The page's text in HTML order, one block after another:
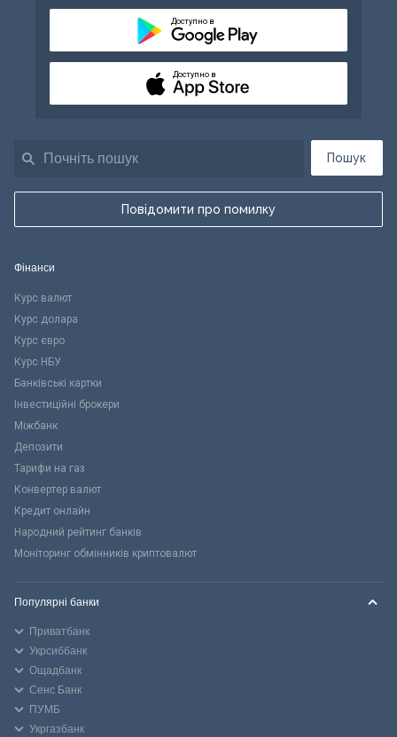
Пошук
Повідомити про помилку
Доступно в
Доступно в
Фінанси
Курс валют
Курс долара
Курс євро
Курс НБУ
Банківські картки
Інвестиційні брокери
Міжбанк
Депозити
Тарифи на газ
Конвертер валют
Кредит онлайн
Народний рейтинг банків
Моніторинг обмінників криптовалют
Популярні банки
Приватбанк
Укрсиббанк
Ощадбанк
Сенс Банк
ПУМБ
Укргазбанк